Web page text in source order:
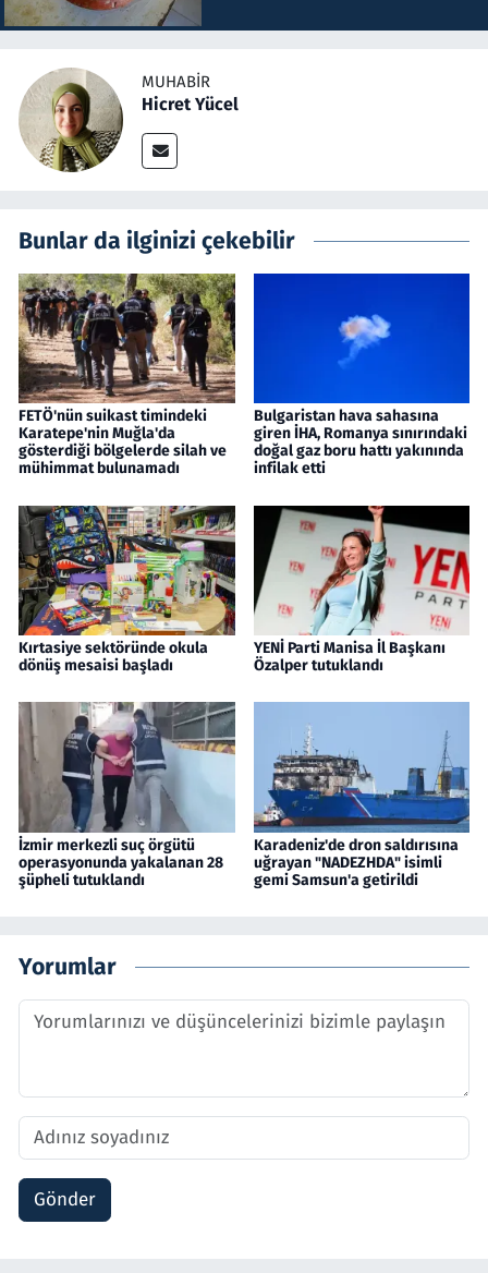
MUHABIR
Hicret Yücel
Bunlar da ilginizi çekebilir
FETÖ'nün suikast timindeki
Karatepe'nin Muğla'da
gösterdiği bölgelerde silah ve
mühimmat bulunamadı
Bulgaristan hava sahasına
giren İHA, Romanya sınırındaki
doğal gaz boru hattı yakınında
infilak etti
Kırtasiye sektöründe okula
dönüş mesaisi başladı
YENİ Parti Manisa İl Başkanı
Özalper tutuklandı
İzmir merkezli suç örgütü
operasyonunda yakalanan 28
şüpheli tutuklandı
Karadeniz'de dron saldırısına
uğrayan "NADEZHDA" isimli
gemi Samsun'a getirildi
Yorumlar
Gönder